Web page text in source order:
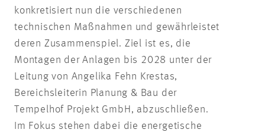
konkretisiert nun die verschiedenen
technischen Maßnahmen und gewährleistet
deren Zusammenspiel. Ziel ist es, die
Montagen der Anlagen bis 2028 unter der
Leitung von Angelika Fehn Krestas,
Bereichsleiterin Planung & Bau der
Tempelhof Projekt GmbH, abzuschließen.
Im Fokus stehen dabei die energetische